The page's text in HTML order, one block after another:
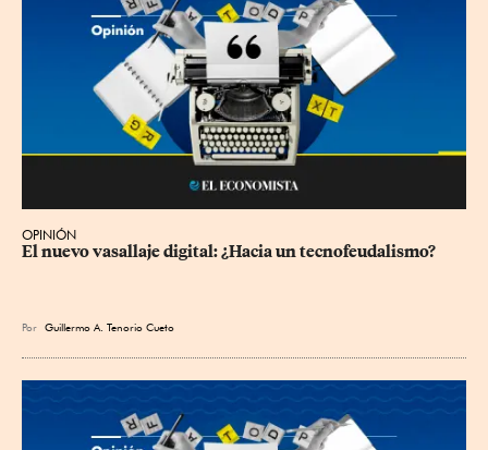
OPINIÓN
El nuevo vasallaje digital: ¿Hacia un tecnofeudalismo?
Por Guillermo A. Tenorio Cueto